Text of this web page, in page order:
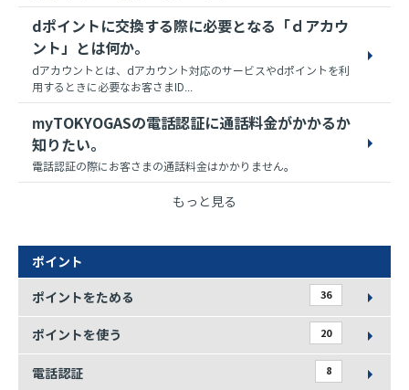
dポイントに交換する際に必要となる「ｄアカウ
ント」とは何か。
dアカウントとは、dアカウント対応のサービスやdポイントを利
用するときに必要なお客さまID...
myTOKYOGASの電話認証に通話料金がかかるか
知りたい。
電話認証の際にお客さまの通話料金はかかりません。
もっと見る
ポイント
ポイントをためる 36
ポイントを使う 20
電話認証 8